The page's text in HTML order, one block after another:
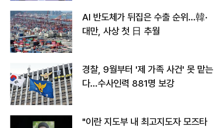
AI 반도체가 뒤집은 수출 순위…韓·
대만, 사상 첫 日 추월
경찰, 9월부터 '제 가족 사건' 못 맡는
다…수사인력 881명 보강
"이란 지도부 내 최고지도자 모즈타